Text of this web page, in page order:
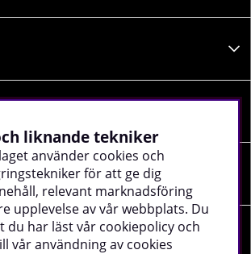
liknande tekniker
använder cookies och
för att ge dig
relevant marknadsföring
upplevelse av vår webbplats. Du
du har läst vår cookiepolicy och
vår användning av cookies